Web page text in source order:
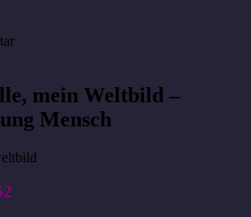
mein Weltbild –
Mensch